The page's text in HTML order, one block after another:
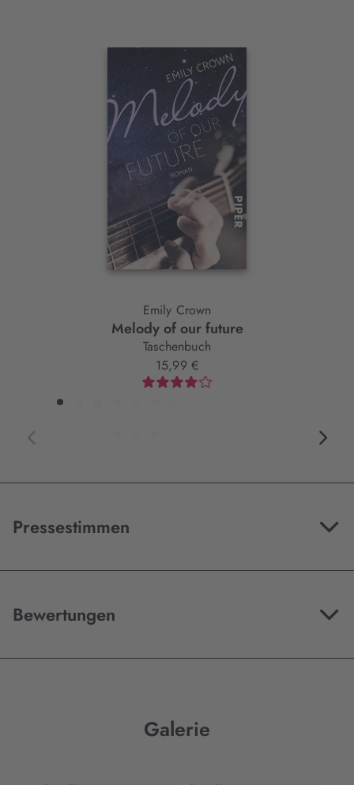
Interaktives
Emily Crown
Melody of our future
Taschenbuch
15,99 €
Pressestimmen
Bewertungen
Galerie